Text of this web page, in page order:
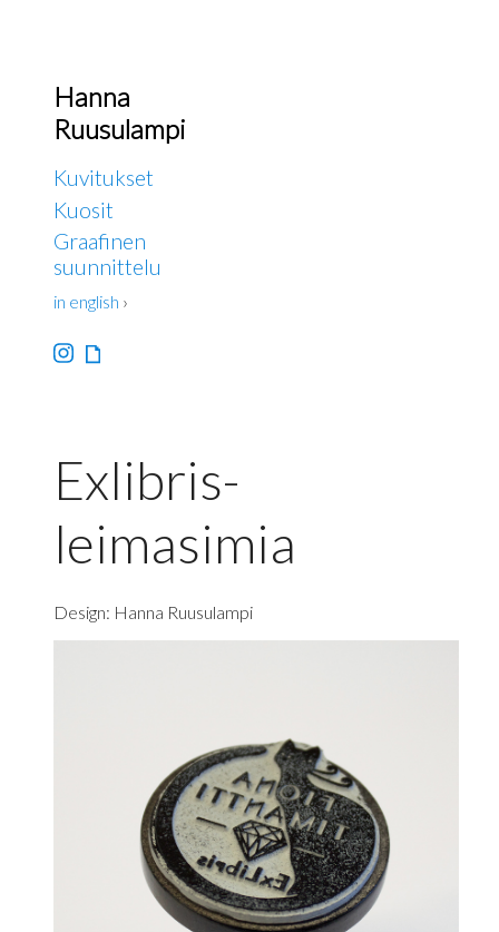
Hanna
Ruusulampi
Kuvitukset
Kuosit
Graafinen
suunnittelu
in english ›
Exlibris-
leimasimia
Design: Hanna Ruusulampi